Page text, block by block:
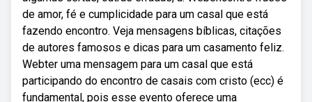
de amor, fé e cumplicidade para um casal que está
fazendo encontro. Veja mensagens bíblicas, citações
de autores famosos e dicas para um casamento feliz.
Webter uma mensagem para um casal que está
participando do encontro de casais com cristo (ecc) é
fundamental, pois esse evento oferece uma